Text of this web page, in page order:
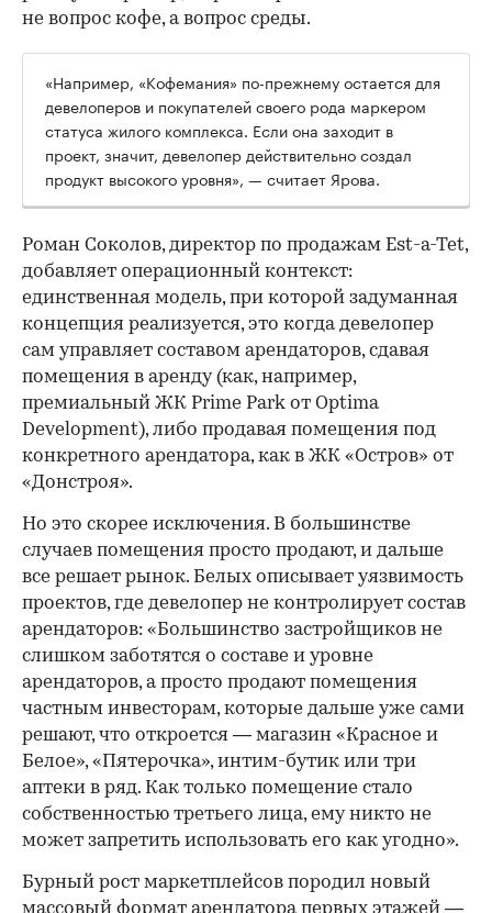
не вопрос кофе, а вопрос среды.
«Например, «Кофемания» по-прежнему остается для
девелоперов и покупателей своего рода маркером
статуса жилого комплекса. Если она заходит в
проект, значит, девелопер действительно создал
продукт высокого уровня», — считает Ярова.
Роман Соколов, директор по продажам Est-a-Tet,
добавляет операционный контекст:
единственная модель, при которой задуманная
концепция реализуется, это когда девелопер
сам управляет составом арендаторов, сдавая
помещения в аренду (как, например,
премиальный ЖК Prime Park от Optima
Development), либо продавая помещения под
конкретного арендатора, как в ЖК «Остров» от
«Донстроя».
Но это скорее исключения. В большинстве
случаев помещения просто продают, и дальше
все решает рынок. Белых описывает уязвимость
проектов, где девелопер не контролирует состав
арендаторов: «Большинство застройщиков не
слишком заботятся о составе и уровне
арендаторов, а просто продают помещения
частным инвесторам, которые дальше уже сами
решают, что откроется — магазин «Красное и
Белое», «Пятерочка», интим-бутик или три
аптеки в ряд. Как только помещение стало
собственностью третьего лица, ему никто не
может запретить использовать его как угодно».
Бурный рост маркетплейсов породил новый
массовый формат арендатора первых этажей —